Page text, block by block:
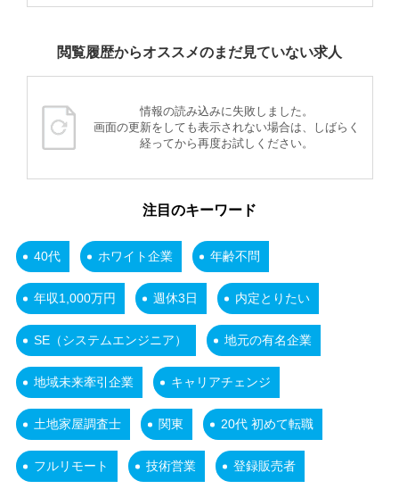
閲覧履歴からオススメのまだ見ていない求人
情報の読み込みに失敗しました。
画面の更新をしても表示されない場合は、しばらく
経ってから再度お試しください。
注目のキーワード
40代 ホワイト企業 年齢不問
年収1,000万円 週休3日 内定とりたい
SE（システムエンジニア） 地元の有名企業
地域未来牽引企業 キャリアチェンジ
土地家屋調査士 関東 20代 初めて転職
フルリモート 技術営業 登録販売者